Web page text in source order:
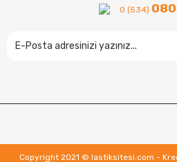
0 (534) 080
Copyright 2021 © lastiksitesi.com -